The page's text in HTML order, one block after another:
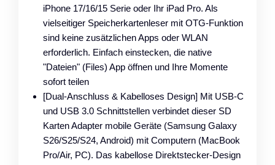
iPhone 17/16/15 Serie oder Ihr iPad Pro. Als
vielseitiger Speicherkartenleser mit OTG-Funktion
sind keine zusätzlichen Apps oder WLAN
erforderlich. Einfach einstecken, die native
"Dateien" (Files) App öffnen und Ihre Momente
sofort teilen
[Dual-Anschluss & Kabelloses Design] Mit USB-C
und USB 3.0 Schnittstellen verbindet dieser SD
Karten Adapter mobile Geräte (Samsung Galaxy
S26/S25/S24, Android) mit Computern (MacBook
Pro/Air, PC). Das kabellose Direktstecker-Design